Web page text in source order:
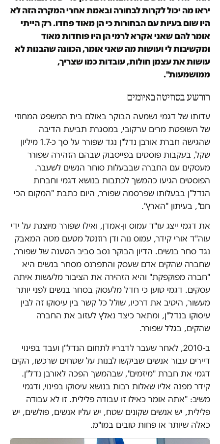
יראו מה יכול לקרות לבחורה ובאמת אחרי המקרה הזה לא
היו שום בעיות עם הבחורות כי הן מאוד פחדו. רק הייתי
אומר להם שאני אקרא לרמי הן היו פוחדות מאוד
ומקשיבות לי ועושות מה שאני אומר, הכוונה שהבנות לא
עושות את עצמן חולות, עובדות כמו שצריך,
ממושמעות".
הורשע בסחיטה באיומים
עדותו של דגמי נשמעה הבוקר באולם בית המשפט המחוזי
של השופטת מרים ערקובי, במסגרת תביעת הדיבה
שהגישה חברת אורבן נדל"ן נגד שפורר על סך כ-1.7 מיליון
שקל, בעקבות פוסטים בפייסבוק שבהם הזהירה שפורר
מעסקים עם החברה שבבעלות סוחר הנשים לשעבר.
הפוסטים הגיעו כהמשך לכתבות בנושא דגמי וחברות
הנדל"ן בבעלותו שפרסמה שפורר, היום כתבת "המקום הכי
חם", בעיתון "הארץ".
את דגמי ייצג עו"ד עמוס ון-אמדן, ואילו שפורר מיוצגת על ידי
עוה"ד אורי קידר, עמוס נוה ודן רוזנטל מטעם מטה המאבק
נגד סחר בנשים. הדיון הבוקר נסב סביב הטענה של שפורר,
שחברה שהקים אדם שעסק והתפרנס מסחר בנשים היא
"חברה מפוקפקת" והיא הזהירה את הציבור מלעשות איתה
עסקים. דגמי טוען כי חדל מלעסוק בסחר בנשים לפני יותר
מעשור, היטיב את דרכיו, שולל כל קשר בין עיסוקו זה לבין
עיסוקו בנדל"ן, ומתאר כיצד נאלץ לעזוב את החברה
שהקים, בגלל שפורר.
ב-2010, לאחר שעבר לדבריו לתחום הנדל"ן ועבד בפינוי
דיירים עבור אנשים שביקשו לבנות על שטחים שרכשו, הקים
דגמי את חברת "מיזמים", שבהמשך הפכה לאורבן נדל"ן.
קידר מפנה אליו שאלות רבות בנושא עיסוקו בפינוי, ודגמי
משיב: "אתה אומר כאילו זו עבודה פלילית. זו לא עבודה
פלילית, יש אנשים שקונים שטח, יש עליו אנשים, פולשים, יש
כאלה שיותר או פחות טובים במו"מ.